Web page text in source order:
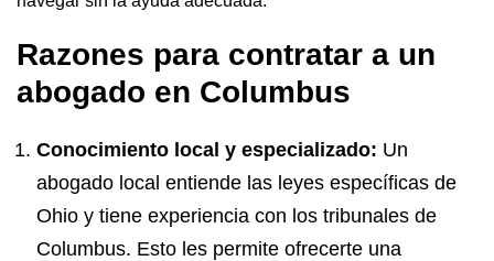
Razones para contratar a un
abogado en Columbus
Conocimiento local y especializado: Un
abogado local entiende las leyes específicas de
Ohio y tiene experiencia con los tribunales de
Columbus. Esto les permite ofrecerte una